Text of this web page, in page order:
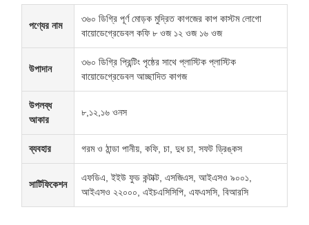
পণ্যের নাম
৩৬০ ডিগ্রি পূর্ণ মোড়ক মুদ্রিত কাগজের কাপ কাস্টম লোগো
বায়োডেগ্রেডেবল কফি ৮ ওজ ১২ ওজ ১৬ ওজ
উপাদান
৩৬০ ডিগ্রি প্রিন্টিং পৃষ্ঠের সাথে প্লাস্টিক প্লাস্টিক
বায়োডেগ্রেডেবল আচ্ছাদিত কাগজ
উপলব্ধ
আকার
৮,১২,১৬ ওনস
ব্যবহার গরম ও ঠান্ডা পানীয়, কফি, চা, দুধ চা, সফট ড্রিঙ্কস
সার্টিফিকেশন
এফডিএ, ইইউ ফুড কন্টাক্ট, এসজিএস, আইএসও ৯০০১,
আইএসও ২২০০০, এইচএসিসিপি, এফএসসি, বিআরসি